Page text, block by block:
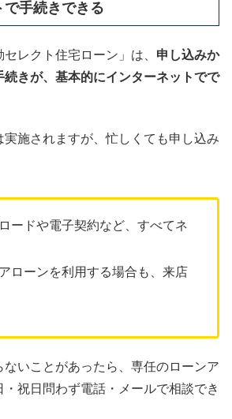
手続きできる
レクト住宅ローン」は、 申し込みか
続きが、基本的にインターネットでで
施されますが、忙しくても申し込み
ードや電子契約など、すべてネ
ローンを利用する場合も、来店
ないことがあったら、専任のローンア
・祝日問わず電話・メールで相談でき